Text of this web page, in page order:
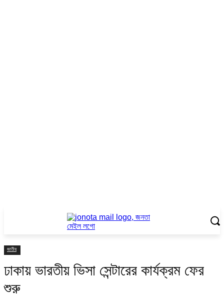
জাতীয়
ঢাকায় ভারতীয় ভিসা সেন্টারের কার্যক্রম ফের
শুরু